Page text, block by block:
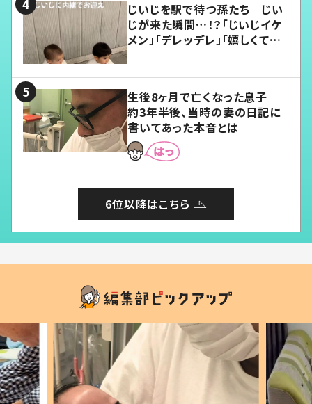
じいじを駅で待つ孫たち じい
じが来た瞬間…！？「じいじイケ
メン」「デレッデレ」「嬉しくて可
生後8ヶ月で亡くなった息子
約3年半後、当時の妻の日記に
書いてあった本音とは
6位以降はこちら